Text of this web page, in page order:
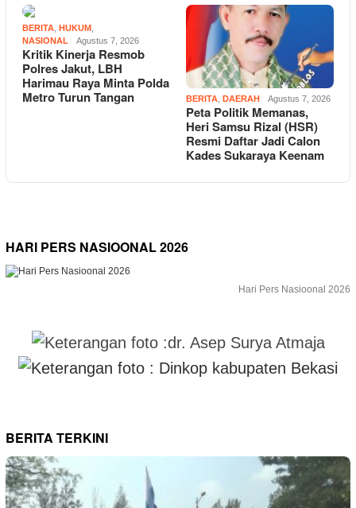
BERITA HUKUM
NASIONAL
Agustus 7, 2026
Kritik Kinerja Resmob
Polres Jakut, LBH
Harimau Raya Minta Polda
Metro Turun Tangan
BERITA DAERAH Agustus 7, 2026
Peta Politik Memanas,
Heri Samsu Rizal (HSR)
Resmi Daftar Jadi Calon
Kades Sukaraya Keenam
HARI PERS NASIOONAL 2026
Hari Pers Nasioonal 2026
BERITA TERKINI